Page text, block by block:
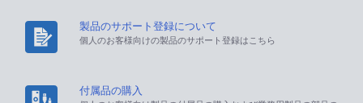
製品のサポート登録について
個人のお客様向けの製品のサポート登録はこちら
付属品の購入